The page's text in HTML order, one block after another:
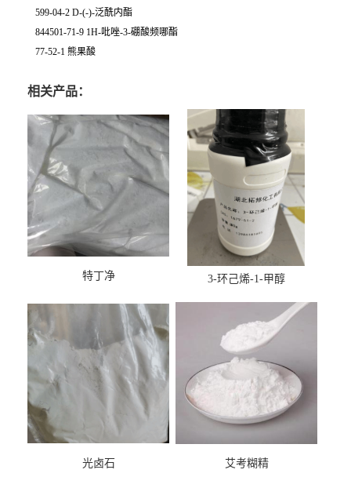
599-04-2 D-(-)-泛酰内酯
844501-71-9 1H-吡唑-3-硼酸频哪酯
77-52-1 熊果酸
相关产品：
特丁净 3-环己烯-1-甲醇
光卤石 艾考糊精